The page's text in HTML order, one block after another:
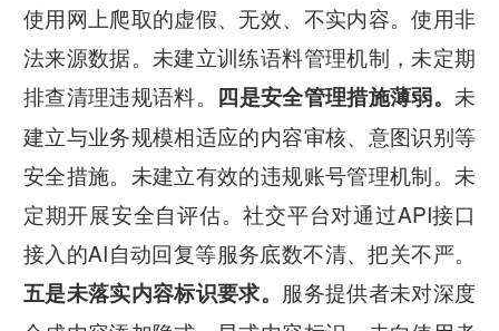
使用网上爬取的虚假、无效、不实内容。使用非
法来源数据。未建立训练语料管理机制，未定期
排查清理违规语料。 四是安全管理措施薄弱。未
建立与业务规模相适应的内容审核、意图识别等
安全措施。未建立有效的违规账号管理机制。未
定期开展安全自评估。社交平台对通过API接口
接入的AI自动回复等服务底数不清、把关不严。
五是未落实内容标识要求。 服务提供者未对深度